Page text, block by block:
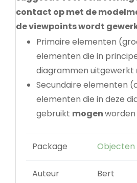
contact op met de
de viewpoints wordt
Primaire elementen
elementen die in
diagrammen uitgewerkt
Secundaire elementen
elementen die in deze
gebruikt mogenworden
Package Objecten
Auteur Bert